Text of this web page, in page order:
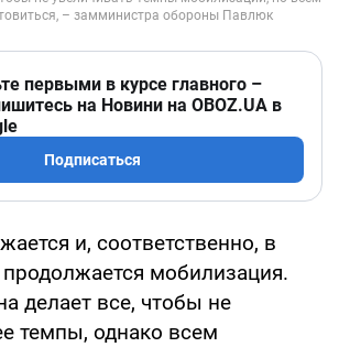
первыми в курсе главного –
на Новини на OBOZ.UA в
Подписаться
и, соответственно, в
мобилизация.
делает все, чтобы не
темпы, однако всем